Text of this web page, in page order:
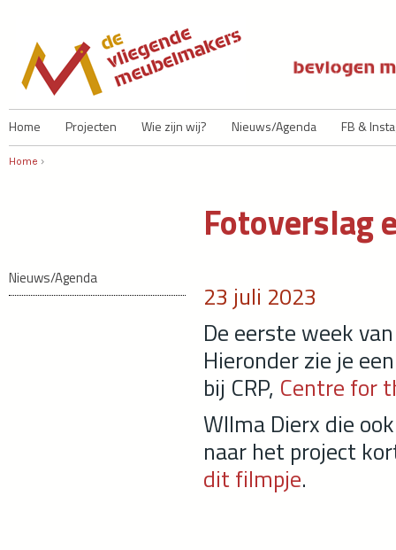
Home Projecten Wie zijn wij? Nieuws/Agenda FB &
U bent hier
Home ›
Nieuws/Agenda
Fotoverslag
23 juli 2023
De eerste week
Hieronder zie je
bij CRP, Centre for
WIlma Dierx die
naar het project
dit filmpje.